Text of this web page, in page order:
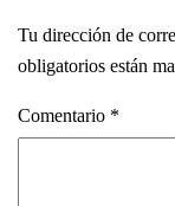
Tu dirección de
obligatorios están
Comentario *